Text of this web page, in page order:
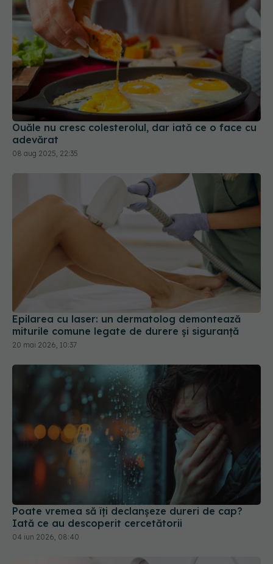
Ouăle nu cresc colesterolul, dar iată ce o face cu
adevărat
08 aug 2025, 22:35
Epilarea cu laser: un dermatolog demontează
miturile comune legate de durere și siguranță
20 mai 2026, 10:37
Poate vremea să îți declanșeze dureri de cap?
Iată ce au descoperit cercetătorii
04 iun 2026, 08:40